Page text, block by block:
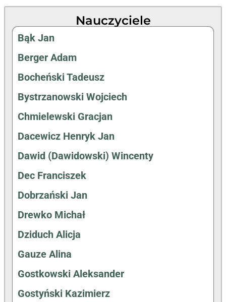
Nauczyciele
Bąk Jan
Berger Adam
Bocheński Tadeusz
Bystrzanowski Wojciech
Chmielewski Gracjan
Dacewicz Henryk Jan
Dawid (Dawidowski) Wincenty
Dec Franciszek
Dobrzański Jan
Drewko Michał
Dziduch Alicja
Gauze Alina
Gostkowski Aleksander
Gostyński Kazimierz